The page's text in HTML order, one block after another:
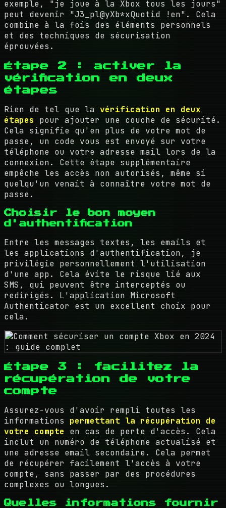
exemple, "je joue à la Xbox tous les jours"
peut devenir "J3_pl@yXb*xQuotid !en". Cela
combine à la fois des éléments personnels
et des techniques de sécurisation
éprouvées.
Étape 2 : activer la
vérification en deux
étapes
Rien de tel que la vérification en deux
étapes pour ajouter une couche de sécurité.
Cela signifie qu'en plus de votre mot de
passe, un code vous est envoyé sur votre
téléphone ou votre adresse mail lors de la
connexion. Cette étape supplémentaire
empêche les accès non autorisés, même si
quelqu'un venait à connaître votre mot de
passe.
Choisir le bon moyen
d'authentification
Entre les messages textes, les emails et
les applications d'authentification, je
privilégie personnellement l'utilisation
d'une app. Cela évite le risque lié aux
SMS, qui peuvent être interceptés ou
redirigés. L'application Microsoft
Authenticator est un excellent choix pour
cela.
Étape 3 : facilitez la
récupération de votre
compte
Assurez-vous d'avoir rempli toutes les
informations permettant la récupération de
votre compte en cas de perte d'accès. Cela
inclut un numéro de téléphone actualisé et
une adresse email secondaire. Cela permet
de récupérer facilement l'accès à votre
compte, sans passer par des procédures
complexes ou longues.
Quelles informations fournir